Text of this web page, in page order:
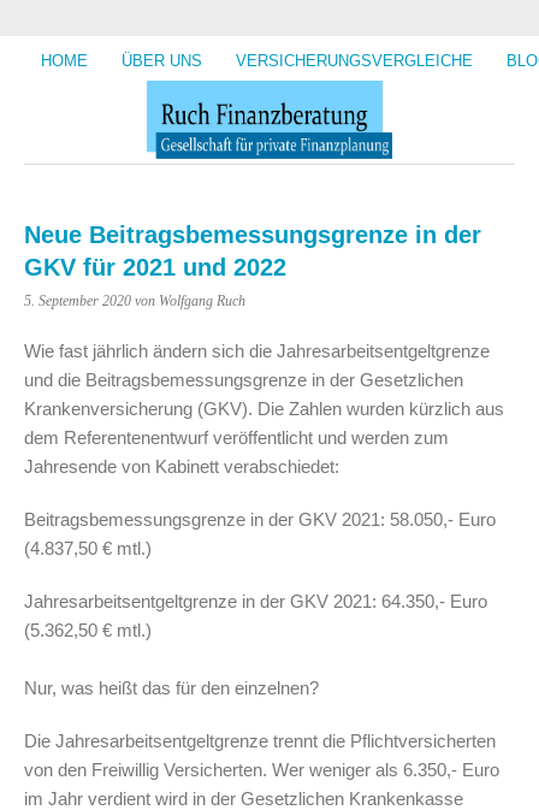
HOME ÜBER UNS VERSICHERUNGSVERGLEICHE
Neue Beitragsbemessungsgrenze in der
GKV für 2021 und 2022
5. September 2020 von Wolfgang Ruch
Wie fast jährlich ändern sich die Jahresarbeitsentgeltgrenze
und die Beitragsbemessungsgrenze in der Gesetzlichen
Krankenversicherung (GKV). Die Zahlen wurden kürzlich aus
dem Referentenentwurf veröffentlicht und werden zum
Jahresende von Kabinett verabschiedet:
Beitragsbemessungsgrenze in der GKV 2021: 58.050,- Euro
(4.837,50 € mtl.)
Jahresarbeitsentgeltgrenze in der GKV 2021: 64.350,- Euro
(5.362,50 € mtl.)
Nur, was heißt das für den einzelnen?
Die Jahresarbeitsentgeltgrenze trennt die Pflichtversicherten
von den Freiwillig Versicherten. Wer weniger als 6.350,- Euro
im Jahr verdient wird in der Gesetzlichen Krankenkasse